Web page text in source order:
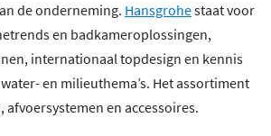
de onderneming. Hansgrohestaat voor
en badkameroplossingen,
internationaal topdesign en kennis
en milieuthema’s. Het assortiment
afvoersystemen en accessoires.